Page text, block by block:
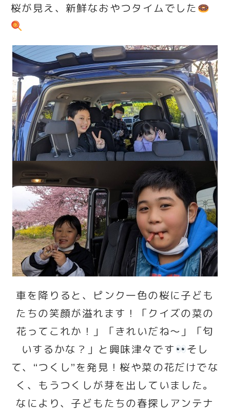
桜が見え、新鮮なおやつタイムでした
車を降りると、ピンク一色の桜に子ども
たちの笑顔が溢れます！「クイズの菜の
花ってこれか！」「きれいだね～」「匂
いするかな？」と興味津々です
そし
て、“つくし”を発見！桜や菜の花だけでな
く、もうつくしが芽を出していました。
なにより、子どもたちの春探しアンテナ